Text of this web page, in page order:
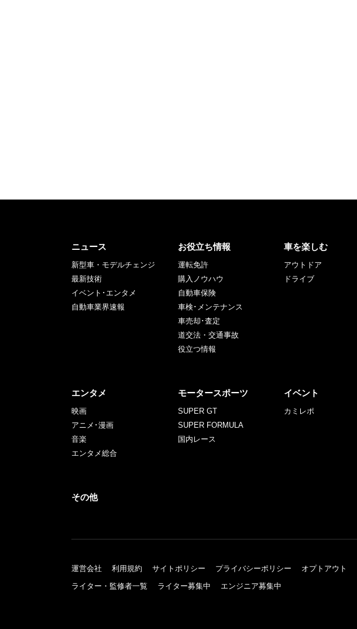
ニュース
新型車・モデルチェンジ
最新技術
イベント･エンタメ
自動車業界速報
お役立ち情報
運転免許
購入ノウハウ
自動車保険
車検･メンテナンス
車売却･査定
道交法・交通事故
役立つ情報
車を楽しむ
アウトドア
ドライブ
エンタメ
映画
アニメ･漫画
音楽
エンタメ総合
モータースポーツ
SUPER GT
SUPER FORMULA
国内レース
イベント
カミレポ
その他
運営会社 利用規約 サイトポリシー プライバシーポリシー オプトアウト
ライター・監修者一覧
ライター募集中 エンジニア募集中